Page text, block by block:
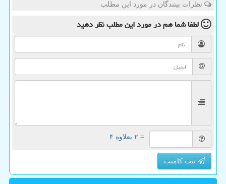
نظرات بینندگان در مورد این مطلب
لطفا شما همدر مورد این مطلبنظر دهید
= ۲ بعلاوه ۴
ثبت کامنت